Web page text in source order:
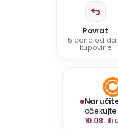
Povrat
15 dana od
kupovine
očekujte
10.08. ili